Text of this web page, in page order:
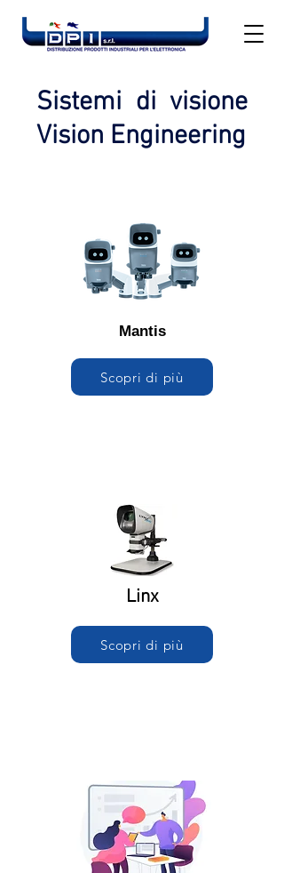
Sistemi di visione
Vision Engineering
Mantis
Scopri di più
Linx
Scopri di più